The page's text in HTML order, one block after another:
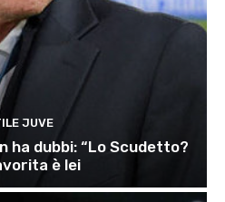
JUVE
ha dubbi: “Lo Scudetto?
è lei